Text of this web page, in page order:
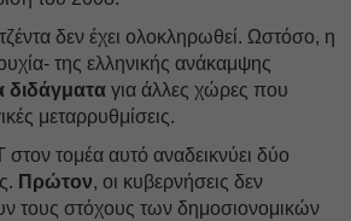
δεν έχει ολοκληρωθεί. Ωστόσο, η
της ελληνικής ανάκαμψης
διδάγματα για άλλες χώρες που
μεταρρυθμίσεις.
τομέα αυτό αναδεικνύει δύο
Πρώτον, οι κυβερνήσεις δεν
τους στόχους των δημοσιονομικών